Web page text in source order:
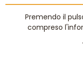
Premendo il
compreso